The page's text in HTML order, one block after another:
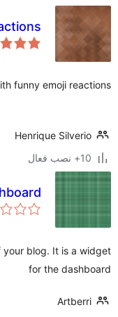
funny emoji reactions.
Henrique Silverio
10+ نصب فعال
your blog. It is a widget
for the dashboard
Artberri